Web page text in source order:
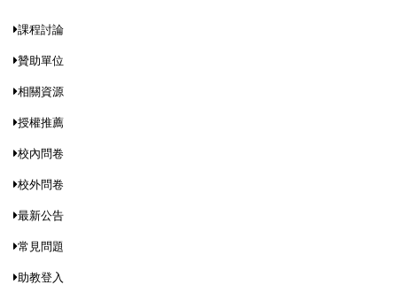
課程討論
贊助單位
相關資源
授權推薦
校內問卷
校外問卷
最新公告
常見問題
助教登入